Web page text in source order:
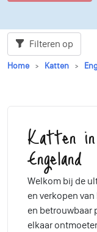
Filteren op
Home Katten
Katten
Engeland
Welkom bij de
en verkopen
en betrouwbaar
elkaar